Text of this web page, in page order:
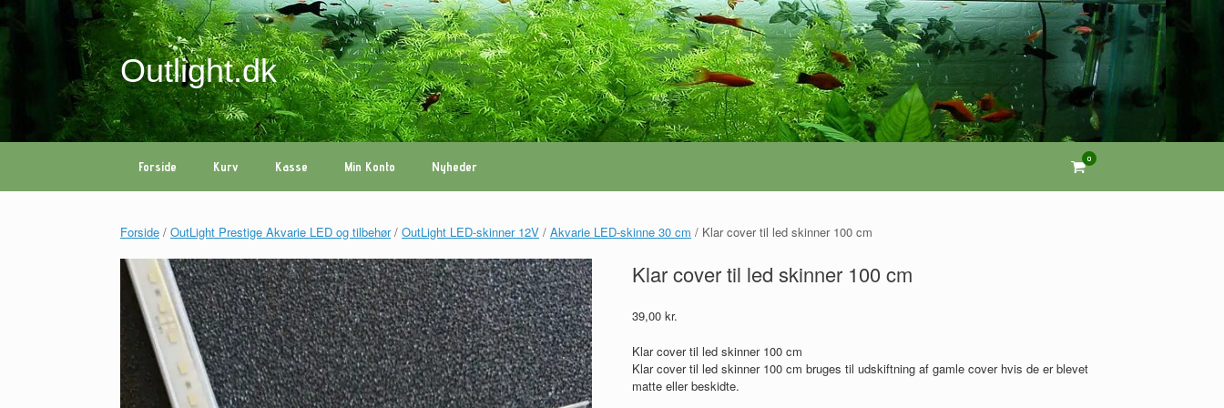
Gå
til
Outlight.dk
Forside Kurv Kasse Min Konto Nyheder
View
cart
0
Forside / OutLight Prestige Akvarie LED og tilbehør/ OutLight LED-skinner 12V / Akvarie LED-skinne 30 cm / Klar cover til led skinner 100 cm
Klar cover til led skinner 100 cm
39,00 kr.
Klar cover til led skinner 100 cm
Klar cover til led skinner 100 cm bruges til udskiftning af gamle cover hvis de er blevet
matte eller beskidte.